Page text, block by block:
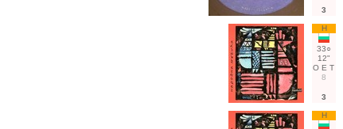
3
Н
33○
12"
О Е Т
8
3
Н